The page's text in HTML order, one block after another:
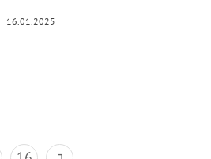
16.01.2025